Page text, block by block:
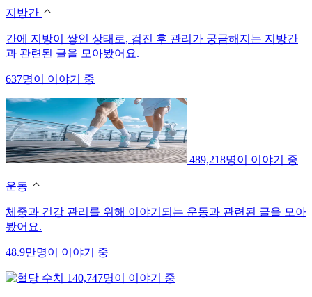
지방간
간에 지방이 쌓인 상태로, 검진 후 관리가 궁금해지는 지방간
과 관련된 글을 모아봤어요.
637명이 이야기 중
489,218명이 이야기 중
운동
체중과 건강 관리를 위해 이야기되는 운동과 관련된 글을 모아
봤어요.
48.9만명이 이야기 중
140,747명이 이야기 중